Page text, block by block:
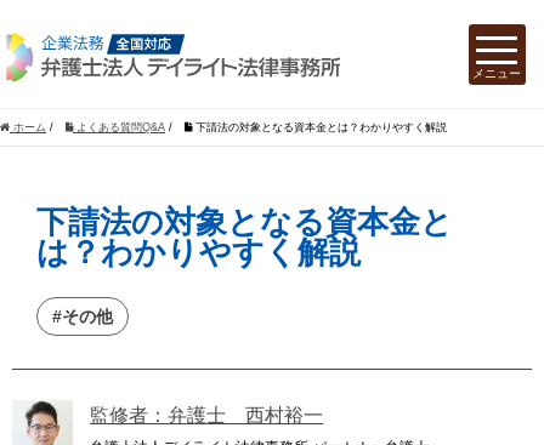
ホーム / よくある質問Q&A / 下請法の対象となる資本金とは？わかりやすく解説
下請法の対象となる資本金と
は？わかりやすく解説
#その他
監修者：弁護士 西村裕一